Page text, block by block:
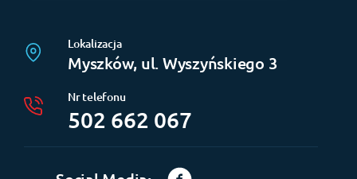
Lokalizacja
Myszków, ul. Wyszyńskiego 3
Nr telefonu
502 662 067